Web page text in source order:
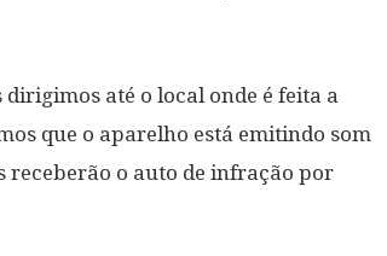
até o local onde é feita a
que o aparelho está emitindo som
receberão o auto de infração por